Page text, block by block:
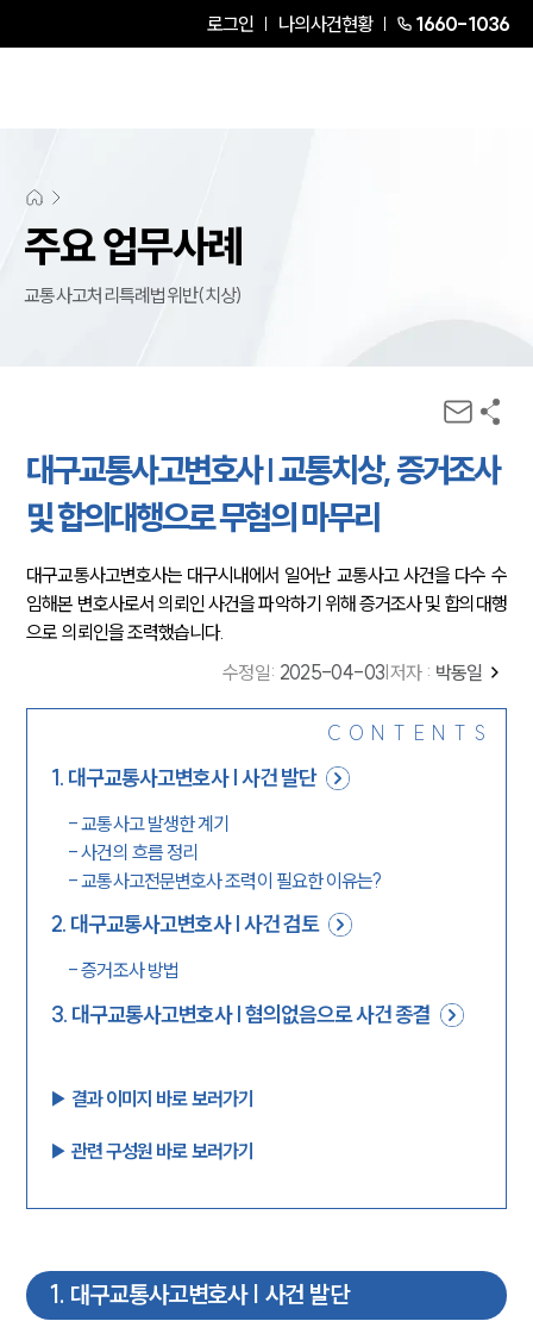
로그인 나의사건현황 1660-1036
주요 업무사례
교통사고처리특례법위반(치상)
대구교통사고변호사 | 교통치상, 증거조사
및 합의대행으로 무혐의 마무리
대구교통사고변호사는 대구시내에서 일어난 교통사고 사건을 다수 수
임해본 변호사로서 의뢰인 사건을 파악하기 위해 증거조사 및 합의대행
으로 의뢰인을 조력했습니다.
수정일: 2025-04-03 저자 : 박동일
CONTENTS
1. 대구교통사고변호사 | 사건 발단
-교통사고 발생한 계기
-사건의 흐름 정리
-교통사고전문변호사 조력이 필요한 이유는?
2. 대구교통사고변호사 | 사건 검토
-증거조사 방법
3. 대구교통사고변호사 | 혐의없음으로 사건 종결
▶︎ 결과 이미지 바로 보러가기
▶︎ 관련 구성원 바로 보러가기
1 . 대구교통사고변호사 | 사건 발단